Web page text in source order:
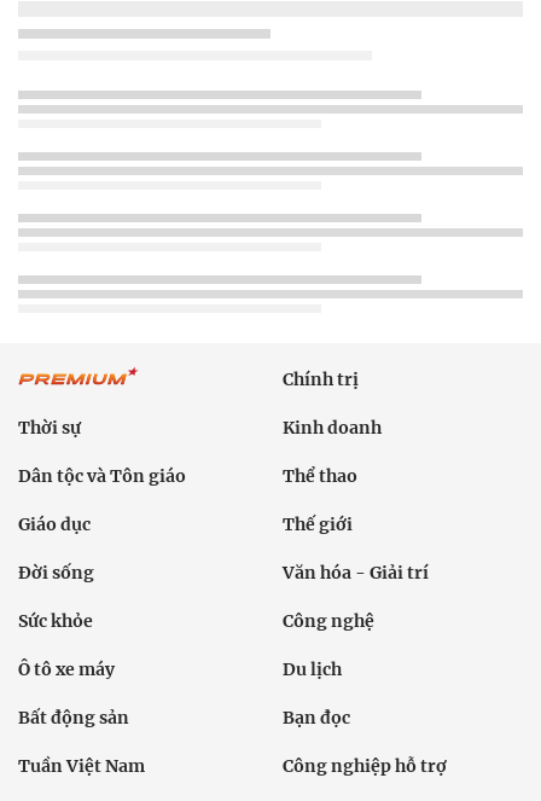
Chính trị
Thời sự Kinh doanh
Dân tộc và Tôn giáo Thể thao
Giáo dục Thế giới
Đời sống Văn hóa - Giải trí
Sức khỏe Công nghệ
Ô tô xe máy Du lịch
Bất động sản Bạn đọc
Tuần Việt Nam Công nghiệp hỗ trợ